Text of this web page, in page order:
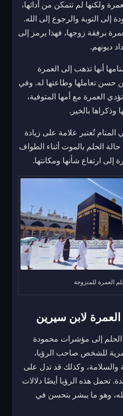
ولكنها لم تتمكن من أدائها،
إلى التوبة والرجوع إلى الله.
برفقة زوجها، فهذا يرمز إلى
ديونهم.
أنها تذهب إلى العمرة
حسن تعاملها وطاعتها له. وفي
العمرة مع أمها المتوفية،
وذكراها بالخير.
المنام تُعتبر علامة على زيادة
حالة الحلم بالموت أثناء الطواف
ارتفاع شأنها ومكانتها.
العمرة للمتزوجة
العمرة لابن سيرين
الحلم إلى مؤشرات محمودة
للشخص صاحب الرؤيا،
والسلامة، وكذلك قد تدل على
تحمل هذه الرؤيا أيضًا دلالات
وهو ما يبشر بتحسن في